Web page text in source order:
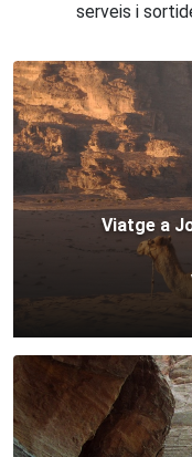
serveis i
Viatge a